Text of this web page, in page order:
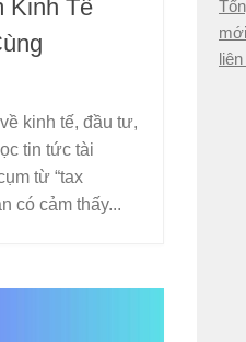
Kinh Tế
kinh tế, đầu tư,
tin tức tài
từ “tax
có cảm thấy...